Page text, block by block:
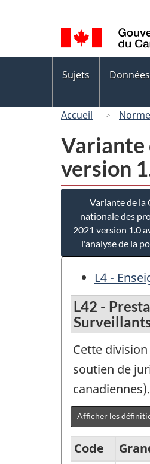
de
la
langue
des
Sujets Données
Accueil
Variante
version
Variante de la
nationale des
2021 version 1.0
l'analyse de la
L4 -
L42 -
Cette
soutien de
canadiennes).
Afficher les
Code